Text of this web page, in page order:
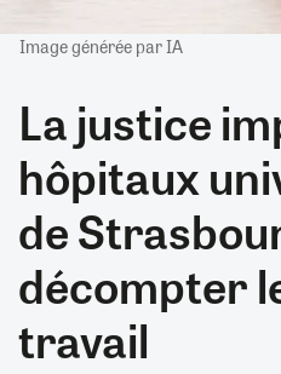
Image générée par IA
La justice
hôpitaux
de
décompter
travail